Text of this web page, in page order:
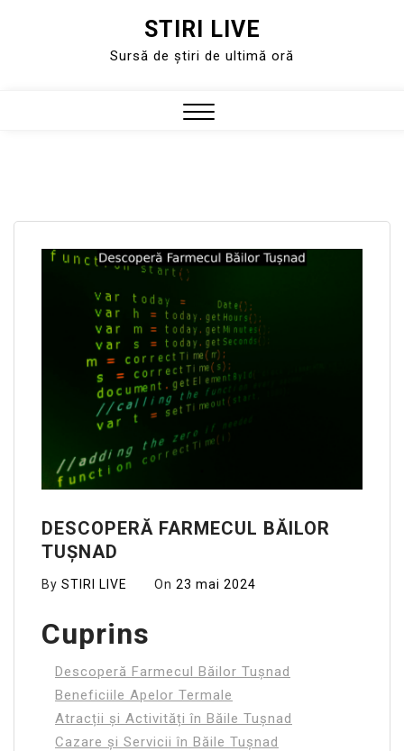
STIRI LIVE
Sursă de știri de ultimă oră
DESCOPERĂ FARMECUL BĂILOR
TUȘNAD
By STIRI LIVE On 23 mai 2024
Cuprins
Descoperă Farmecul Băilor Tușnad
Beneficiile Apelor Termale
Atracții și Activități în Băile Tușnad
Cazare și Servicii în Băile Tușnad